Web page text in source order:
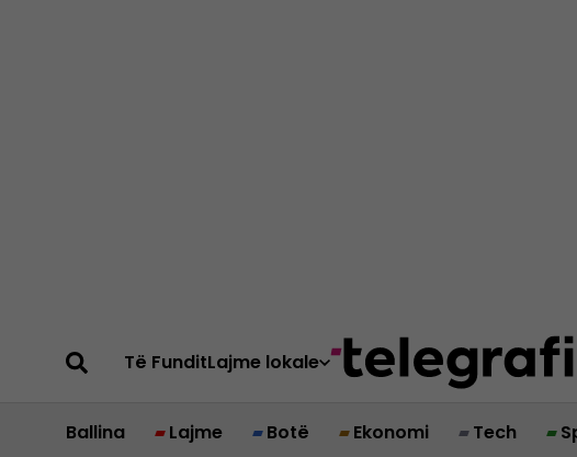
Të FunditLajme lokale
Ballina Lajme Botë Ekonomi Tech